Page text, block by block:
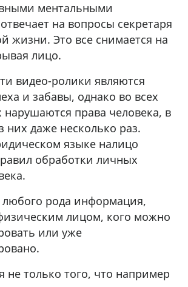
ментальными
на вопросы секретаря
жизни. Это все снимается на
лицо.
видео-ролики являются
и забавы, однако во всех
нарушаются права человека, в
них даже несколько раз.
языке налицо
обработки личных
любого рода информация,
лицом, кого можно
или уже
не только того, что например